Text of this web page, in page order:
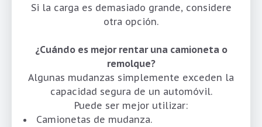
Si la carga es demasiado grande, considere
otra opción.
¿Cuándo es mejor rentar una camioneta o
remolque?
Algunas mudanzas simplemente exceden la
capacidad segura de un automóvil.
Puede ser mejor utilizar:
Camionetas de mudanza.